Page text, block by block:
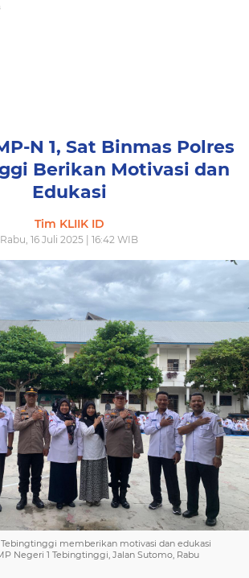
N 1, Sat Binmas Polres
Berikan Motivasi dan
Edukasi
Tim KLIIK ID
Rabu, 16 Juli 2025 | 16:42 WIB
Tebingtinggi memberikan motivasi dan edukasi
Negeri 1 Tebingtinggi, Jalan Sutomo, Rabu